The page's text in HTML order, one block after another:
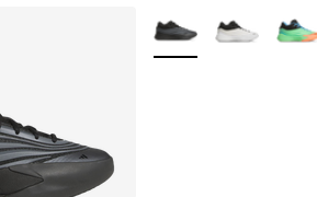
Plus de couleurs